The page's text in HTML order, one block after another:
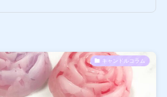
キャンドルコラム